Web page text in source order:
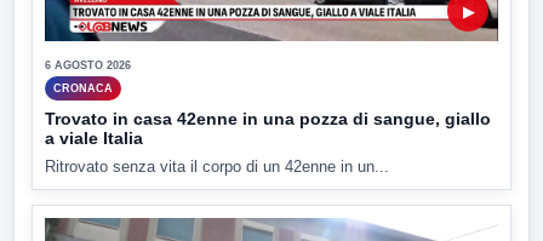
▶
6 AGOSTO 2026
CRONACA
Trovato in casa 42enne in una pozza di sangue, giallo
a viale Italia
Ritrovato senza vita il corpo di un 42enne in un...